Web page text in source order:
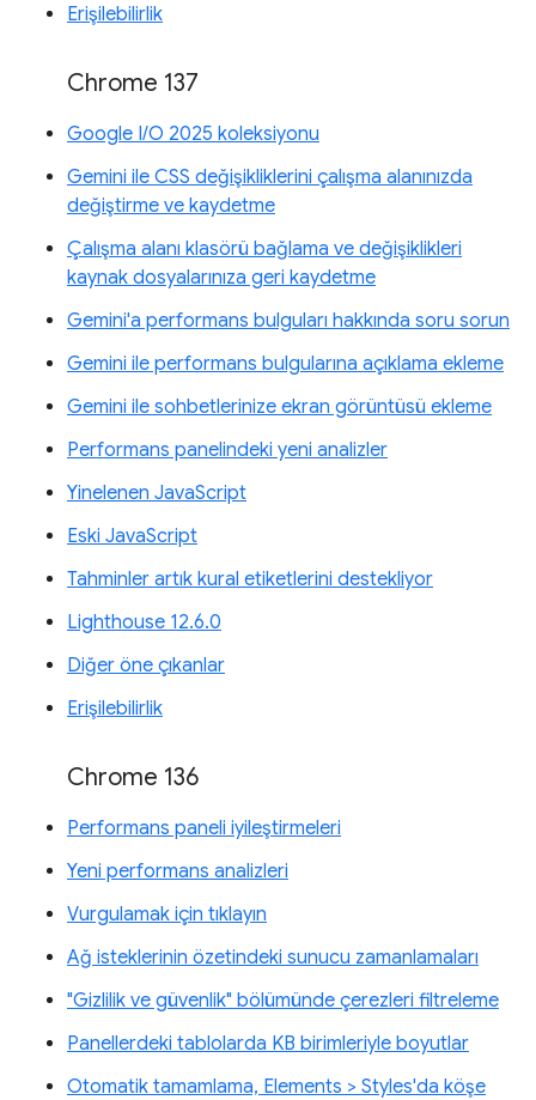
Erişilebilirlik
Chrome 137
Google I/O 2025 koleksiyonu
Gemini ile CSS değişikliklerini çalışma alanınızda
değiştirme ve kaydetme
Çalışma alanı klasörü bağlama ve değişiklikleri
kaynak dosyalarınıza geri kaydetme
Gemini'a performans bulguları hakkında soru sorun
Gemini ile performans bulgularına açıklama ekleme
Gemini ile sohbetlerinize ekran görüntüsü ekleme
Performans panelindeki yeni analizler
Yinelenen JavaScript
Eski JavaScript
Tahminler artık kural etiketlerini destekliyor
Lighthouse 12.6.0
Diğer öne çıkanlar
Erişilebilirlik
Chrome 136
Performans paneli iyileştirmeleri
Yeni performans analizleri
Vurgulamak için tıklayın
Ağ isteklerinin özetindeki sunucu zamanlamaları
"Gizlilik ve güvenlik" bölümünde çerezleri filtreleme
Panellerdeki tablolarda KB birimleriyle boyutlar
Otomatik tamamlama, Elements > Styles'da köşe